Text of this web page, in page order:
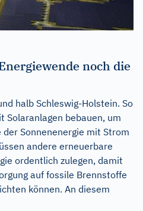
noch die
halb Schleswig-Holstein. So
Solaranlagen bebauen, um
Sonnenenergie mit Strom
andere erneuerbare
ordentlich zulegen, damit
auf fossile Brennstoffe
können. An diesem